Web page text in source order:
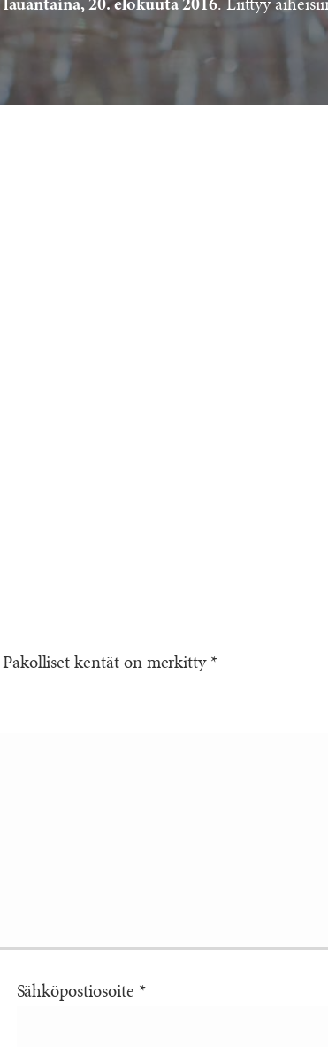
lauantaina, 20. elokuuta 2016. Liittyy
Pakolliset kentät on merkitty *
Sähköpostiosoite *